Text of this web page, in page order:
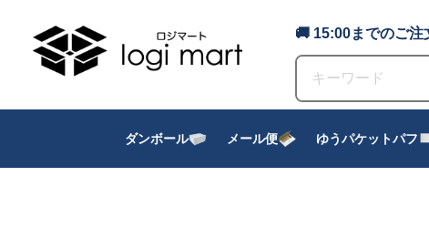
🚚 15:00までのご注
ダンボール メール便 ゆうパケットパフ
商品タグ
セール
S M 22.5cm 23.0cm